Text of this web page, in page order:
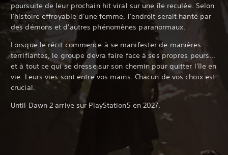
poursuite de leur prochain hit viral sur une île reculée. Selon
l'histoire effroyable d'une femme, l'endroit serait hanté par
des démons et d'autres phénomènes paranormaux.
Lorsque le récit commence à se manifester de manières
terrifiantes, le groupe devra faire face à ses propres peurs...
et à tout ce qui se dresse sur son chemin pour quitter l'île en
vie. Leurs vies sont entre vos mains. Chacun de vos choix est
crucial.
Until Dawn 2 arrive sur PlayStation5 en 2027.